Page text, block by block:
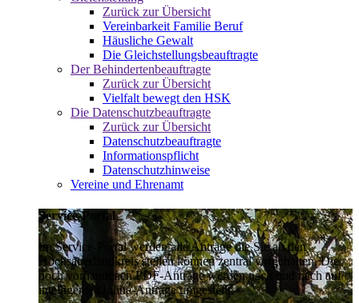
Zurück zur Übersicht
Vereinbarkeit Familie Beruf
Häusliche Gewalt
Die Gleichstellungsbeauftragte
Der Behindertenbeauftragte
Zurück zur Übersicht
Vielfalt bewegt den HSK
Die Datenschutzbeauftragte
Zurück zur Übersicht
Datenschutzbeauftragte
Informationspflicht
Datenschutzhinweise
Vereine und Ehrenamt
Service-Portal
Im Service-Portal werden alle Anträge die Sie an den
Hochsauerlandkreis stellen können zentral vorgehalten. Die
noch vorhandenen PDF-Anträge werden nach und nach auf
intelligente Online-Anträge umgestellt.